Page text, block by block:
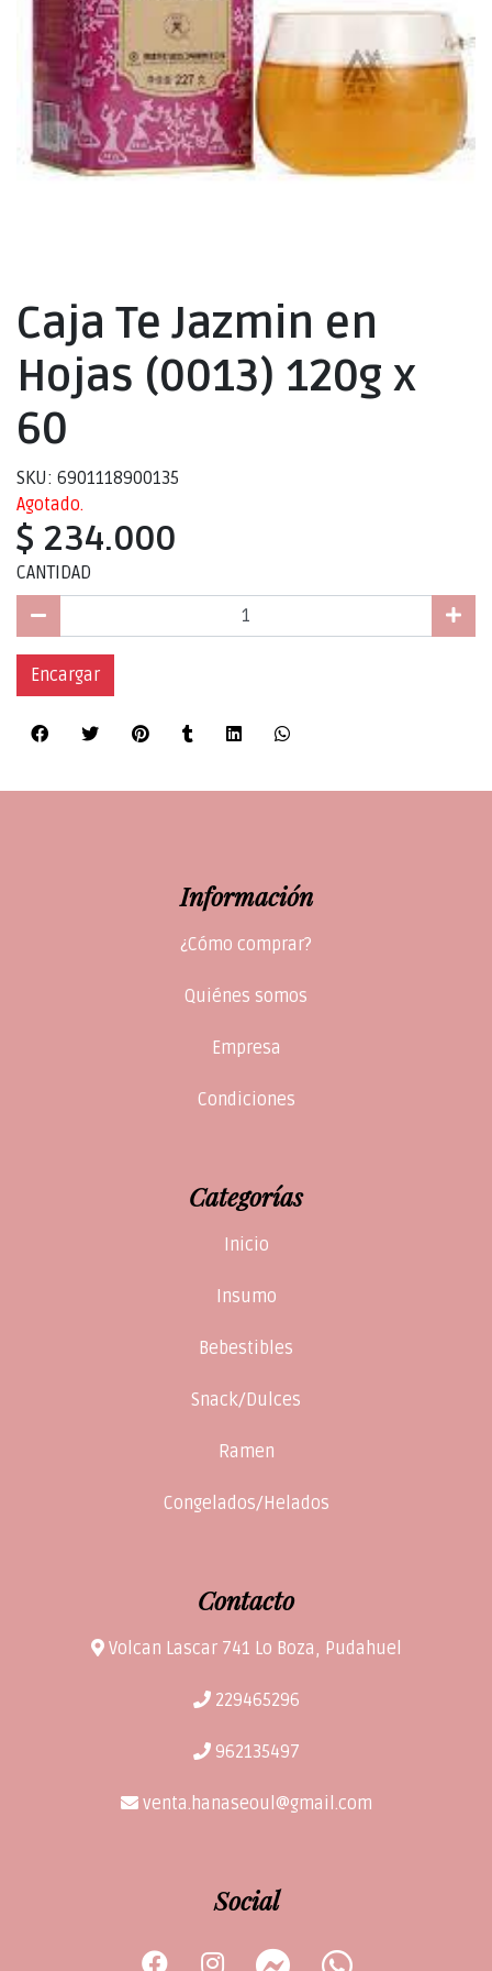
Caja Te Jazmin en
Hojas (0013) 120g x
60
SKU: 6901118900135
Agotado.
$ 234.000
CANTIDAD
Encargar
Información
¿Cómo comprar?
Quiénes somos
Empresa
Condiciones
Categorías
Inicio
Insumo
Bebestibles
Snack/Dulces
Ramen
Congelados/Helados
Contacto
Volcan Lascar 741 Lo Boza, Pudahuel
229465296
962135497
venta.hanaseoul@gmail.com
Social